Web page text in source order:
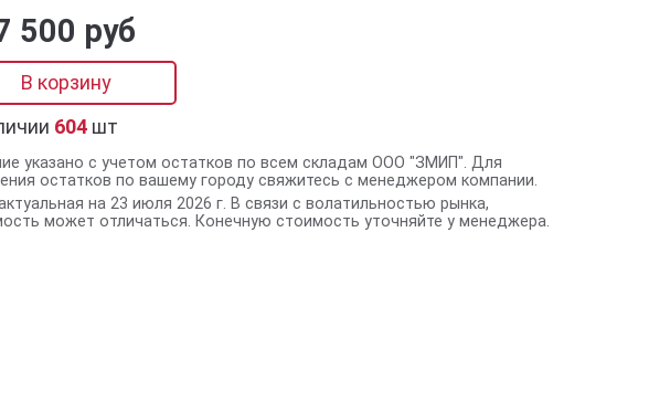
500 руб
В корзину
604 шт
указано с учетом остатков по всем складам ООО "ЗМИП". Для
остатков по вашему городу свяжитесь с менеджером компании.
на 23 июля 2026 г. В связи с волатильностью рынка,
может отличаться. Конечную стоимость уточняйте у менеджера.